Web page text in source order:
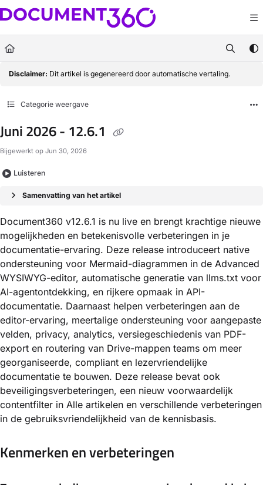
Documentation Index
Fetch the complete documentation index at:https://docs.document360.com/
Use this file to discover all available pages before exploring further.
Disclaimer: Dit artikel is gegenereerd door automatische vertaling.
Categorie weergave
Juni 2026 - 12.6.1
Bijgewerkt op Jun 30, 2026
Luisteren
Samenvatting van het artikel
Document360 v12.6.1 is nu live en brengt krachtige nieuwe
mogelijkheden en betekenisvolle verbeteringen in je
documentatie-ervaring. Deze release introduceert native
ondersteuning voor Mermaid-diagrammen in de Advanced
WYSIWYG-editor, automatische generatie van llms.txt voor
AI-agentontdekking, en rijkere opmaak in API-
documentatie. Daarnaast helpen verbeteringen aan de
editor-ervaring, meertalige ondersteuning voor aangepaste
velden, privacy, analytics, versiegeschiedenis van PDF-
export en routering van Drive-mappen teams om meer
georganiseerde, compliant en lezervriendelijke
documentatie te bouwen. Deze release bevat ook
beveiligingsverbeteringen, een nieuw voorwaardelijk
contentfilter in Alle artikelen en verschillende verbeteringen
in de gebruiksvriendelijkheid van de kennisbasis.
Kenmerken en verbeteringen